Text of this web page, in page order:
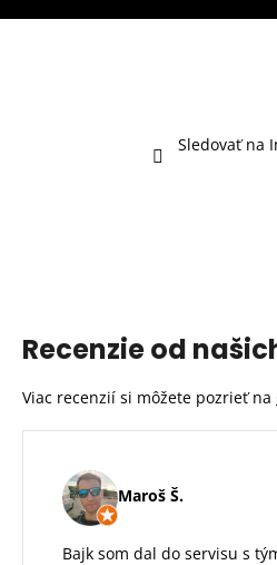
Sledovať na
Recenzie od
Viac recenzií si môžete pozrieť na
Maroš Š.
Bajk som dal do servisu s